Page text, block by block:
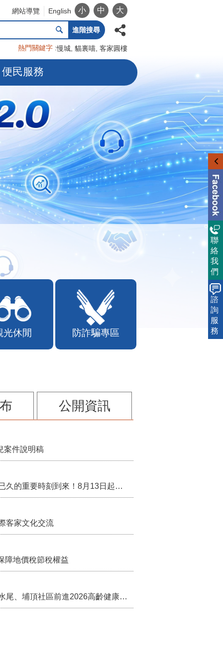
網站導覽 English 小 中 大
進階搜尋
熱門關鍵字 慢城 貓裏喵 客家圓樓
便民服務
光休閒 防詐騙專區
公開資訊
案件說明稿
行政院核定西拉雅族為平埔原住民族群 盼望已久的重要時刻到來！8月13日起受理民族成員名冊登記
客家文化交流
障地價稅節稅權益
苗栗農村綠色照顧成果登上全國舞台！ 後龍水尾、埔頂社區前進2026高齡健康產業博覽會
聯
絡
我
們
諮
詢
服
務